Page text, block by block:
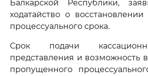
Балкарской Республики,
ходатайство о
процессуального срока.
Срок подачи
представления и возможность
пропущенного